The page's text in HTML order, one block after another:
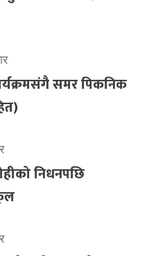
समर पिकनिक
निधनपछि